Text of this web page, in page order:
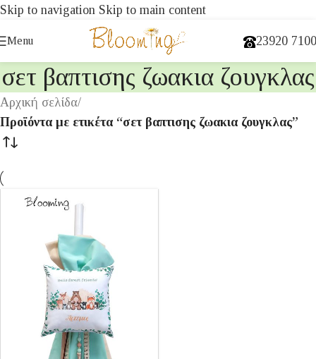
Skip to navigation Skip to main content
Menu 23920
σετ βαπτισης ζωακια ζουγκλας
Αρχική σελίδα/
Προϊόντα με ετικέτα “σετ βαπτισης ζωακια ζουγκλας”